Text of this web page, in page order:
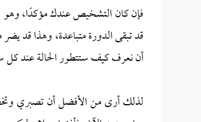
فإن كان التشخيص عندك مؤكدًا، وهو
قد تبقى الدورة متباعدة، وهذا قد
أن نعرف كيف ستتطور الحالة عند كل
لذلك أرى من الأفضل أن تصبري